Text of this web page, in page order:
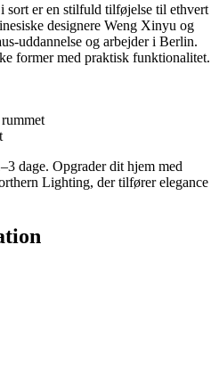
sort er en stilfuld tilføjelse til ethvert
designere Weng Xinyu og
uddannelse og arbejder i Berlin.
former med praktisk funktionalitet.
dage. Opgrader dit hjem med
Lighting, der tilfører elegance